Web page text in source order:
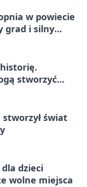
w powiecie
grad i silny
stworzyć
świat
dzieci
wolne miejsca